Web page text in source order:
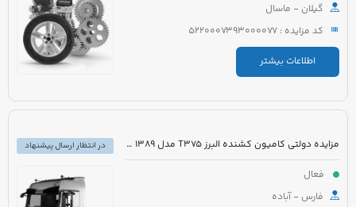
گیلان - ماسال
کد مزایده : 5220007393000077
اطلاعات بیشتر
مزایده دولتی کامیون کشنده البرز T375 مدل 1389 رنگ سفید
فعال
فارس - آباده
در انتظار ارسال پیشنهاد